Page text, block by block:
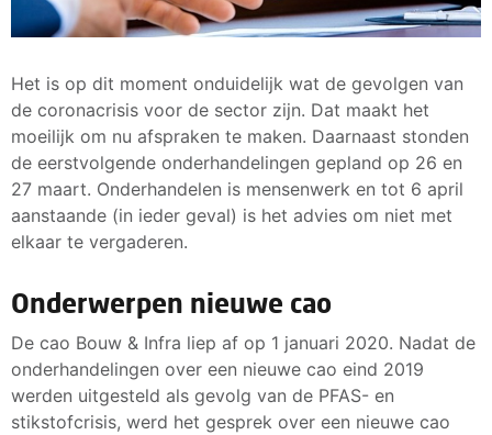
Het is op dit moment onduidelijk wat de gevolgen van
de coronacrisis voor de sector zijn. Dat maakt het
moeilijk om nu afspraken te maken. Daarnaast stonden
de eerstvolgende onderhandelingen gepland op 26 en
27 maart. Onderhandelen is mensenwerk en tot 6 april
aanstaande (in ieder geval) is het advies om niet met
elkaar te vergaderen.
Onderwerpen nieuwe cao
De cao Bouw & Infra liep af op 1 januari 2020. Nadat de
onderhandelingen over een nieuwe cao eind 2019
werden uitgesteld als gevolg van de PFAS- en
stikstofcrisis, werd het gesprek over een nieuwe cao